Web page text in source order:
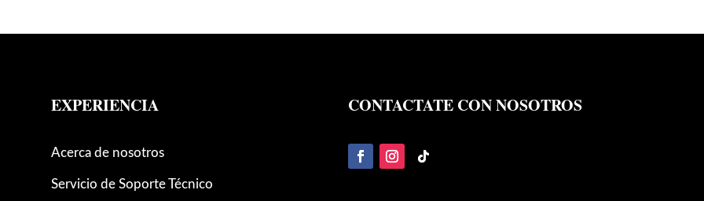
EXPERIENCIA
Acerca de nosotros
Servicio de Soporte Técnico
CONTACTATE CON NOSOTROS